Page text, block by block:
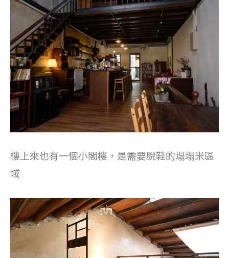
樓上來也有一個小閣樓，是需要脫鞋的塌塌米區
域